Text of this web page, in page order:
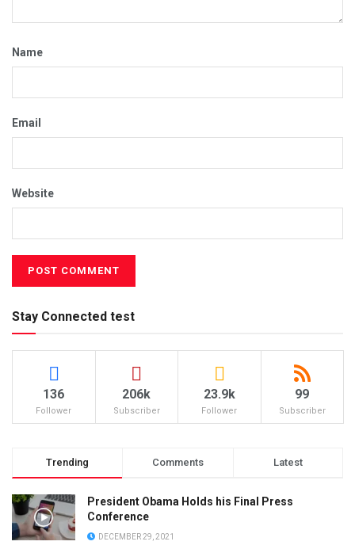
Name
Email
Website
Stay Connected test
136
Follower
206k
Subscriber
23.9k
Follower
99
Subscriber
Trending Comments Latest
President Obama Holds his Final Press
Conference
DECEMBER 29, 2021